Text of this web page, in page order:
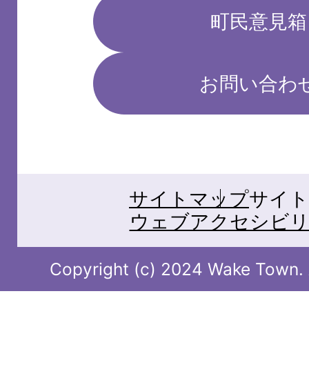
町民意見箱
お問い合わ
サイトマップサイ
ウェブアクセシビ
Copyright (c) 2024 Wake Town.